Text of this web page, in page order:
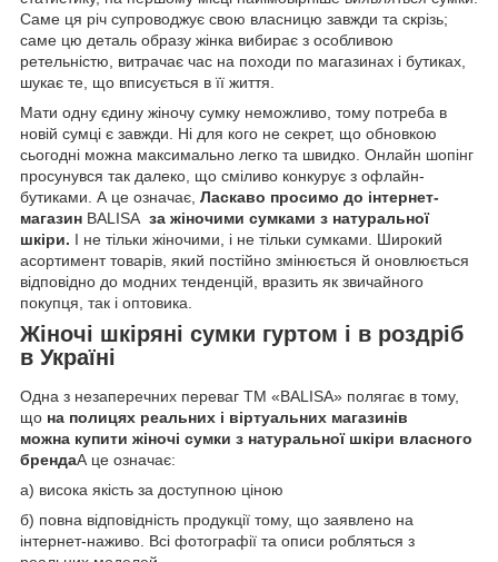
Саме ця річ супроводжує свою власницю завжди та скрізь;
саме цю деталь образу жінка вибирає з особливою
ретельністю, витрачає час на походи по магазинах і бутиках,
шукає те, що вписується в її життя.
Мати одну єдину жіночу сумку неможливо, тому потреба в
новій сумці є завжди. Ні для кого не секрет, що обновкою
сьогодні можна максимально легко та швидко. Онлайн шопінг
просунувся так далеко, що сміливо конкурує з офлайн-
бутиками. А це означає, Ласкаво просимо до інтернет-
магазин BALISA за жіночими сумками з натуральної
шкіри. І не тільки жіночими, і не тільки сумками. Широкий
асортимент товарів, який постійно змінюється й оновлюється
відповідно до модних тенденцій, вразить як звичайного
покупця, так і оптовика.
Жіночі шкіряні сумки гуртом і в роздріб
в Україні
Одна з незаперечних переваг TM «BALISA» полягає в тому,
що на полицях реальних і віртуальних магазинів
можна купити жіночі сумки з натуральної шкіри власного
брендаА це означає:
а) висока якість за доступною ціною
б) повна відповідність продукції тому, що заявлено на
інтернет-наживо. Всі фотографії та описи робляться з